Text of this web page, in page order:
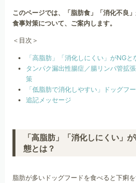
このページでは、「脂肪食」「消化不良
食事対策について、ご案内します。
＜目次＞
「高脂肪」「消化しにくい」がNG
タンパク漏出性腸症／腸リンパ管拡
策
「低脂肪で消化しやすい」ドッグフ
追記メッセージ
「高脂肪」「消化しにくい」
態とは？
脂肪が多いドッグフードを食べると下痢